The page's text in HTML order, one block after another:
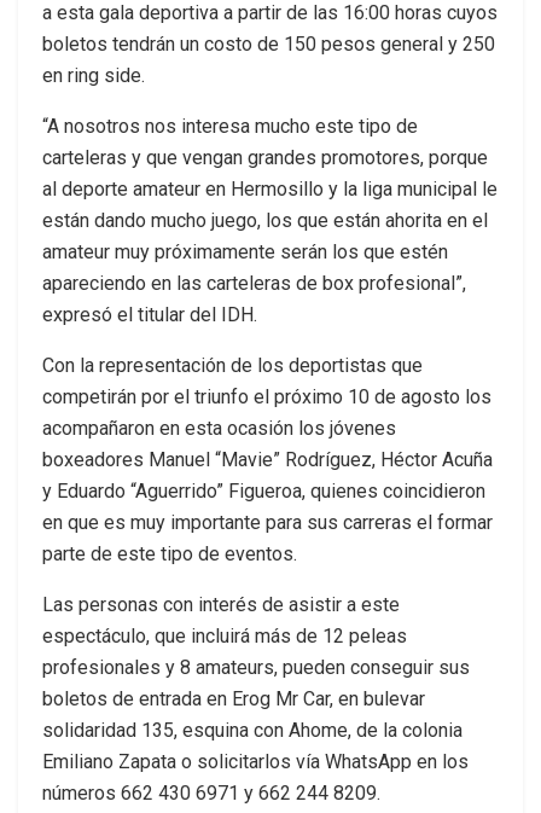
a esta gala deportiva a partir de las 16:00 horas cuyos
boletos tendrán un costo de 150 pesos general y 250
en ring side.
“A nosotros nos interesa mucho este tipo de
carteleras y que vengan grandes promotores, porque
al deporte amateur en Hermosillo y la liga municipal le
están dando mucho juego, los que están ahorita en el
amateur muy próximamente serán los que estén
apareciendo en las carteleras de box profesional”,
expresó el titular del IDH.
Con la representación de los deportistas que
competirán por el triunfo el próximo 10 de agosto los
acompañaron en esta ocasión los jóvenes
boxeadores Manuel “Mavie” Rodríguez, Héctor Acuña
y Eduardo “Aguerrido” Figueroa, quienes coincidieron
en que es muy importante para sus carreras el formar
parte de este tipo de eventos.
Las personas con interés de asistir a este
espectáculo, que incluirá más de 12 peleas
profesionales y 8 amateurs, pueden conseguir sus
boletos de entrada en Erog Mr Car, en bulevar
solidaridad 135, esquina con Ahome, de la colonia
Emiliano Zapata o solicitarlos vía WhatsApp en los
números 662 430 6971 y 662 244 8209.